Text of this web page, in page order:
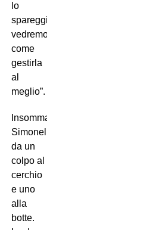
lo
spareggio,
vedremo
come
gestirla
al
meglio”.
Insomma,
Simonelli
da un
colpo al
cerchio
e uno
alla
botte.